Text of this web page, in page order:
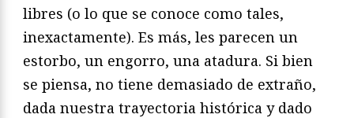
libres (o lo que se conoce como tales,
inexactamente). Es más, les parecen un
estorbo, un engorro, una atadura. Si bien
se piensa, no tiene demasiado de extraño,
dada nuestra trayectoria histórica y dado